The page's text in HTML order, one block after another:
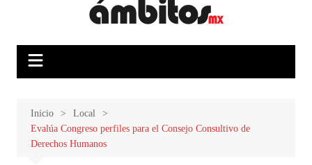
Inicio
Local
Evalúa Congreso perfiles para el Consejo Consultivo de
Derechos Humanos